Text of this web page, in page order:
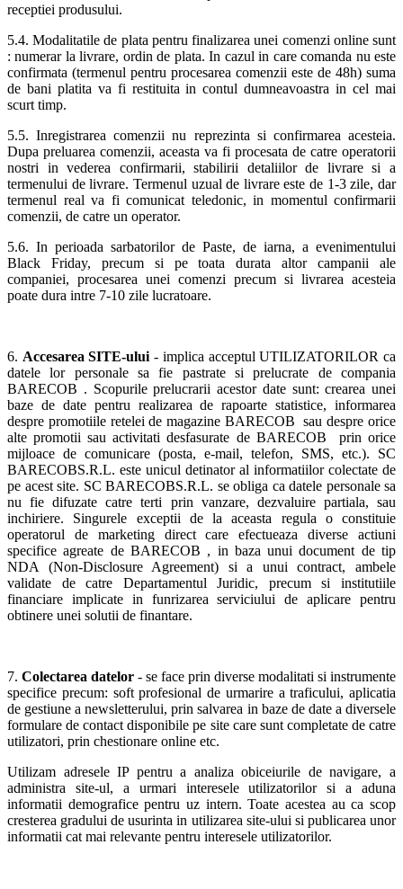
receptiei produsului.
5.4. Modalitatile de plata pentru finalizarea unei comenzi online sunt
: numerar la livrare, ordin de plata. In cazul in care comanda nu este
confirmata (termenul pentru procesarea comenzii este de 48h) suma
de bani platita va fi restituita in contul dumneavoastra in cel mai
scurt timp.
5.5. Inregistrarea comenzii nu reprezinta si confirmarea acesteia.
Dupa preluarea comenzii, aceasta va fi procesata de catre operatorii
nostri in vederea confirmarii, stabilirii detaliilor de livrare si a
termenului de livrare. Termenul uzual de livrare este de 1-3 zile, dar
termenul real va fi comunicat teledonic, in momentul confirmarii
comenzii, de catre un operator.
5.6. In perioada sarbatorilor de Paste, de iarna, a evenimentului
Black Friday, precum si pe toata durata altor campanii ale
companiei, procesarea unei comenzi precum si livrarea acesteia
poate dura intre 7-10 zile lucratoare.
6. Accesarea SITE-ului - implica acceptul UTILIZATORILOR ca
datele lor personale sa fie pastrate si prelucrate de compania
BARECOB . Scopurile prelucrarii acestor date sunt: crearea unei
baze de date pentru realizarea de rapoarte statistice, informarea
despre promotiile retelei de magazine BARECOB sau despre orice
alte promotii sau activitati desfasurate de BARECOB prin orice
mijloace de comunicare (posta, e-mail, telefon, SMS, etc.). SC
BARECOBS.R.L. este unicul detinator al informatiilor colectate de
pe acest site. SC BARECOBS.R.L. se obliga ca datele personale sa
nu fie difuzate catre terti prin vanzare, dezvaluire partiala, sau
inchiriere. Singurele exceptii de la aceasta regula o constituie
operatorul de marketing direct care efectueaza diverse actiuni
specifice agreate de BARECOB , in baza unui document de tip
NDA (Non-Disclosure Agreement) si a unui contract, ambele
validate de catre Departamentul Juridic, precum si institutiile
financiare implicate in funrizarea serviciului de aplicare pentru
obtinere unei solutii de finantare.
7. Colectarea datelor - se face prin diverse modalitati si instrumente
specifice precum: soft profesional de urmarire a traficului, aplicatia
de gestiune a newsletterului, prin salvarea in baze de date a diversele
formulare de contact disponibile pe site care sunt completate de catre
utilizatori, prin chestionare online etc.
Utilizam adresele IP pentru a analiza obiceiurile de navigare, a
administra site-ul, a urmari interesele utilizatorilor si a aduna
informatii demografice pentru uz intern. Toate acestea au ca scop
cresterea gradului de usurinta in utilizarea site-ului si publicarea unor
informatii cat mai relevante pentru interesele utilizatorilor.